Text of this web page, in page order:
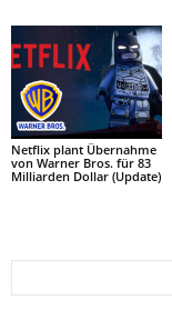
Netflix plant Übernahme
von Warner Bros. für 83
Milliarden Dollar (Update)